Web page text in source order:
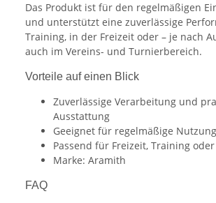
Das Produkt ist für den regelmäßigen
und unterstützt eine zuverlässige
Training, in der Freizeit oder – je nach
auch im Vereins- und Turnierbereich.
Vorteile auf einen Blick
Zuverlässige Verarbeitung und
Ausstattung
Geeignet für regelmäßige Nutzung
Passend für Freizeit, Training
Marke: Aramith
FAQ